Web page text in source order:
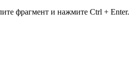
фрагмент и нажмите Ctrl + Enter.